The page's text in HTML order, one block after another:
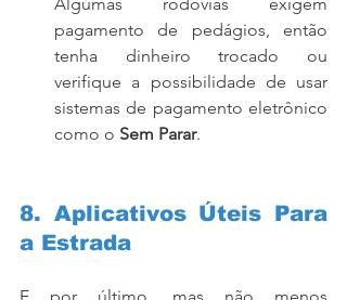
pagamento de pedágios, então
tenha dinheiro trocado ou
verifique a possibilidade de usar
sistemas de pagamento eletrônico
como o Sem Parar.
8. Aplicativos Úteis Para
a Estrada